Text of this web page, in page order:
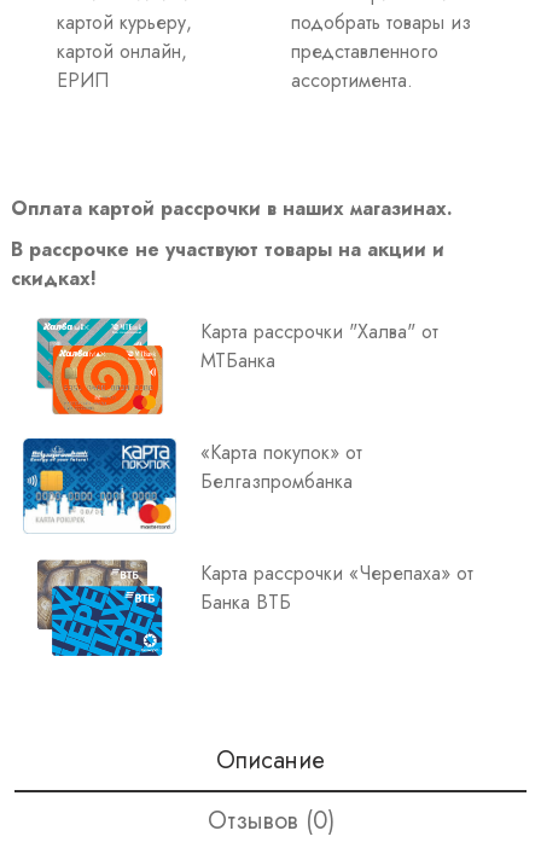
картой курьеру,
картой онлайн,
ЕРИП
подобрать товары из
представленного
ассортимента.
Оплата картой рассрочки в наших магазинах.
В рассрочке не участвуют товары на акции и
скидках!
Карта рассрочки "Халва" от
МТБанка
«Карта покупок» от
Белгазпромбанка
Карта рассрочки «Черепаха» от
Банка ВТБ
Описание
Отзывов (0)